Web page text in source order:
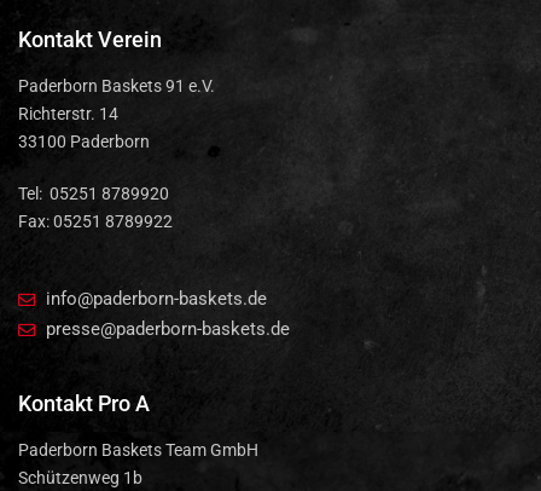
Kontakt Verein
Paderborn Baskets 91 e.V.
Richterstr. 14
33100 Paderborn
Tel: 05251 8789920
Fax: 05251 8789922
info@paderborn-baskets.de
presse@paderborn-baskets.de
Kontakt Pro A
Paderborn Baskets Team GmbH
Schützenweg 1b